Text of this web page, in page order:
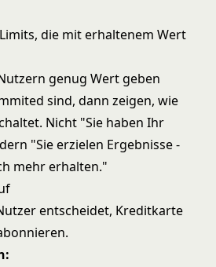
die mit erhaltenem Wert
genug Wert geben
sind, dann zeigen, wie
Nicht "Sie haben Ihr
"Sie erzielen Ergebnisse -
mehr erhalten."
entscheidet, Kreditkarte